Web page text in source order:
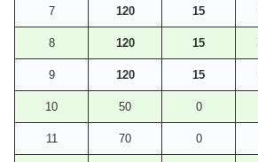
7 120 15
8 120 15
9 120 15
10 50 0
11 70 0